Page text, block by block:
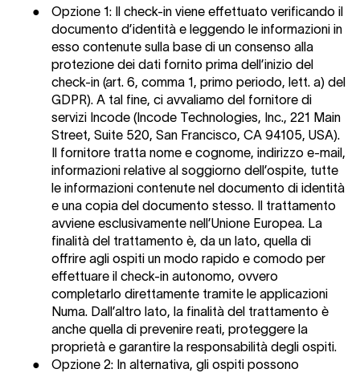
● Opzione 1: Il check-in viene effettuato verificando il
documento d’identità e leggendo le informazioni in
esso contenute sulla base di un consenso alla
protezione dei dati fornito prima dell’inizio del
check-in (art. 6, comma 1, primo periodo, lett. a) del
GDPR). A tal fine, ci avvaliamo del fornitore di
servizi Incode (Incode Technologies, Inc., 221 Main
Street, Suite 520, San Francisco, CA 94105, USA).
Il fornitore tratta nome e cognome, indirizzo e-mail,
informazioni relative al soggiorno dell’ospite, tutte
le informazioni contenute nel documento di identità
e una copia del documento stesso. Il trattamento
avviene esclusivamente nell’Unione Europea. La
finalità del trattamento è, da un lato, quella di
offrire agli ospiti un modo rapido e comodo per
effettuare il check-in autonomo, ovvero
completarlo direttamente tramite le applicazioni
Numa. Dall’altro lato, la finalità del trattamento è
anche quella di prevenire reati, proteggere la
proprietà e garantire la responsabilità degli ospiti.
●
Opzione 2: In alternativa, gli ospiti possono